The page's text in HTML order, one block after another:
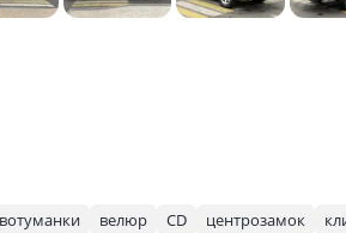
велюр CD центрозамок